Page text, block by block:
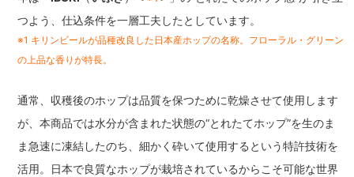
つよう、仕込条件を一層工夫したとしています。
※1 キリンビールが品種改良した日本産ホップの名称。フローラル・グリーン
の上品な香りが特長。
通常、収穫後のホップは品質を保つために乾燥させて使用します
が、本商品では水分が含まれた状態の“とれたてホップ”を生のま
ま急速に凍結したのち、細かく砕いて使用するという特許技術を
活用。日本で良質なホップが栽培されているからこそ可能な世界